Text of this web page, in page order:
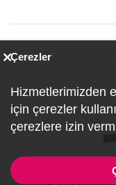
Çerezler
Hizmetlerimizden
için çerezler
çerezlere izin